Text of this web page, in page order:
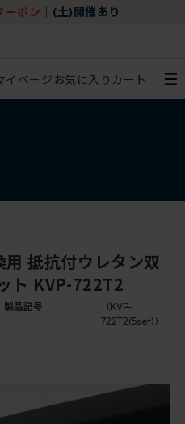
ーポン (土)開催あり
イページ お気に入り カート
抵抗付ウレタン双
ト KVP-722T2
製品記号
（KVP-
722T2(5set)）